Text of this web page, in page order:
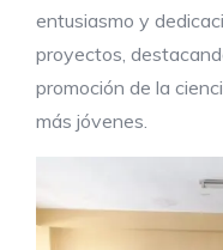
entusiasmo y
proyectos,
promoción de la
más jóvenes.